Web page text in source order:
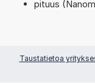
pituus
Taustatietoa